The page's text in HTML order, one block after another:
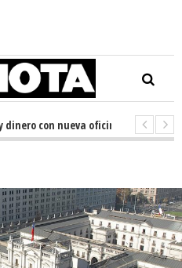
con nueva oficina de licencias de